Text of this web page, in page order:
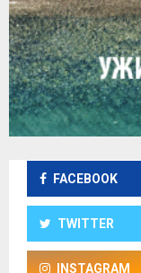
FACEBOOK
TWITTER
INSTAGRAM